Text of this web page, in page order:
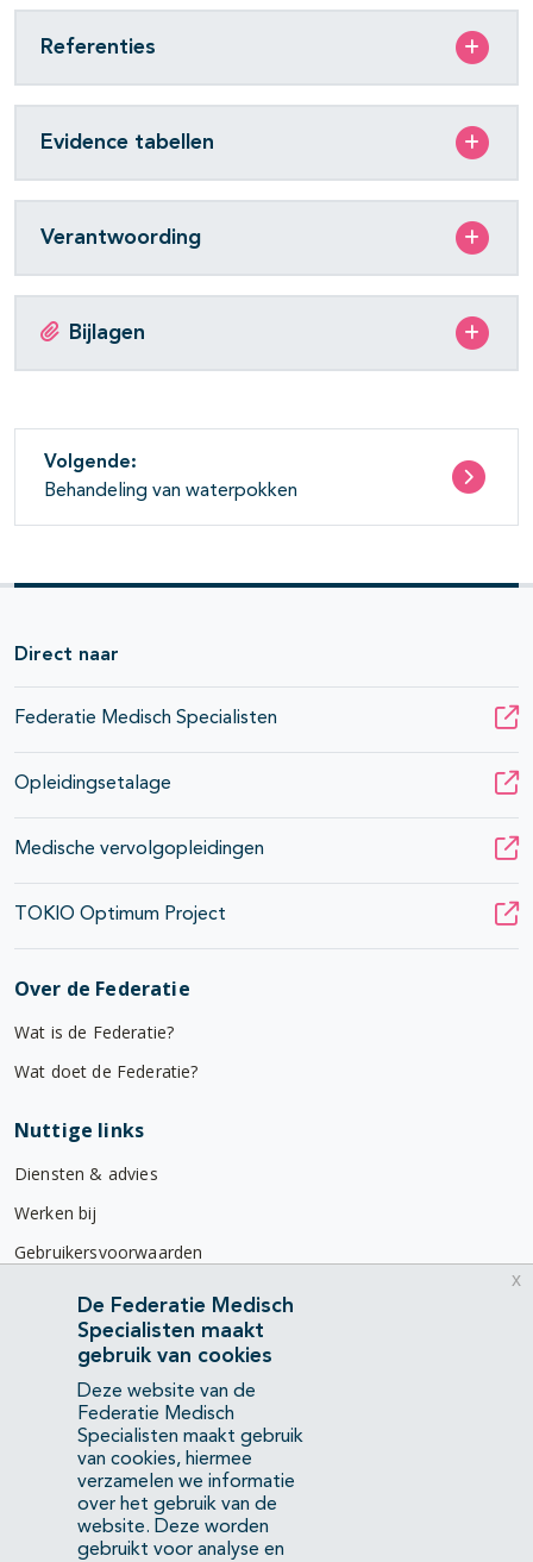
Referenties
Evidence tabellen
Verantwoording
Bijlagen
Volgende:
Behandeling van waterpokken
Direct naar
Federatie Medisch Specialisten
Opleidingsetalage
Medische vervolgopleidingen
TOKIO Optimum Project
Over de Federatie
Wat is de Federatie?
Wat doet de Federatie?
Nuttige links
Diensten & advies
Werken bij
Gebruikersvoorwaarden
Privacyverklaring
Contact
Mercatorlaan 1200
3528 BL Utrecht
(088) 505 34 34
info@richtlijnendatabase.nl
De Federatie Medisch
Specialisten maakt
gebruik van cookies
Deze website van de
Federatie Medisch
Specialisten maakt gebruik
van cookies, hiermee
verzamelen we informatie
over het gebruik van de
website. Deze worden
gebruikt voor analyse en
x